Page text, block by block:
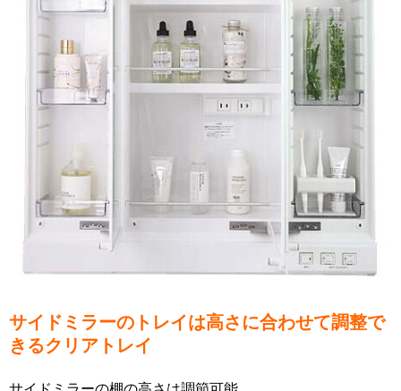
サイドミラーのトレイは高さに合わせて調整で
きるクリアトレイ